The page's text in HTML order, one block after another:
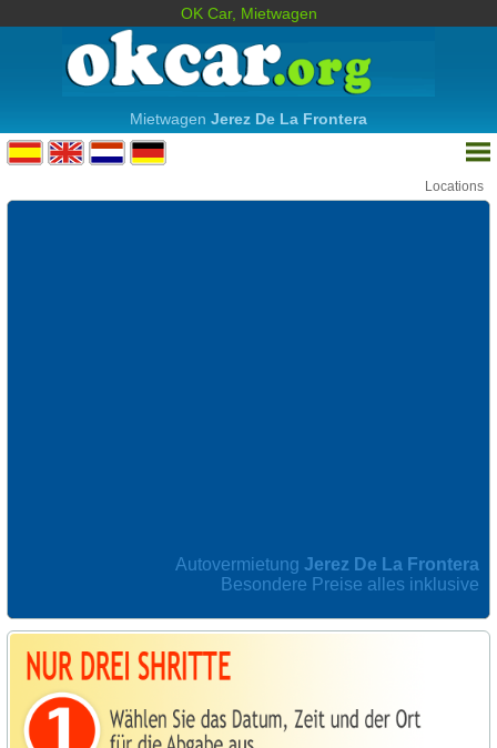
OK Car, Mietwagen
Mietwagen Jerez De La Frontera
Autovermietung Jerez De La Frontera
Besondere Preise alles inklusive
Locations